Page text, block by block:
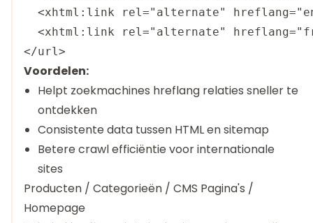
<xhtml:link rel="alternate"
<xhtml:link rel="alternate"
Voordelen:
Helpt zoekmachines hreflang relaties sneller te
ontdekken
Consistente data tussen HTML en sitemap
Betere crawl efficiëntie voor internationale
sites
Producten / Categorieën / CMS Pagina's /
Homepage